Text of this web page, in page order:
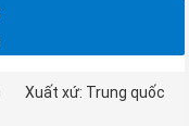
Xuất xứ: Trung quốc